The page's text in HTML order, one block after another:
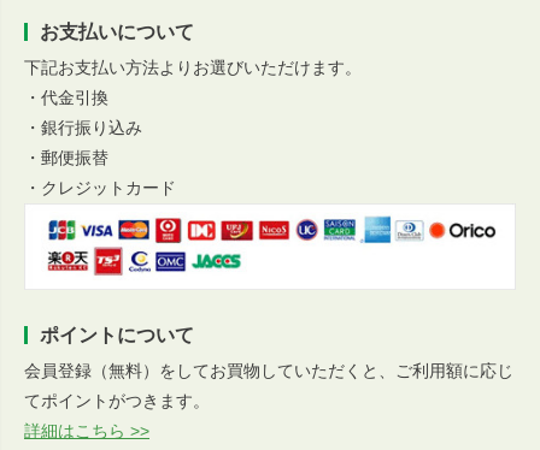
お支払いについて
下記お支払い方法よりお選びいただけます。
・代金引換
・銀行振り込み
・郵便振替
・クレジットカード
ポイントについて
会員登録（無料）をしてお買物していただくと、ご利用額に応じ
てポイントがつきます。
詳細はこちら >>